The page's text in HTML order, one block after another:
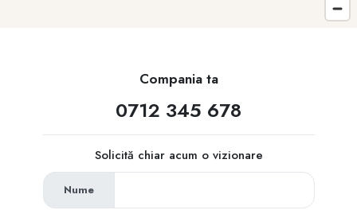
Compania ta
0712 345 678
Solicită chiar acum o vizionare
Nume